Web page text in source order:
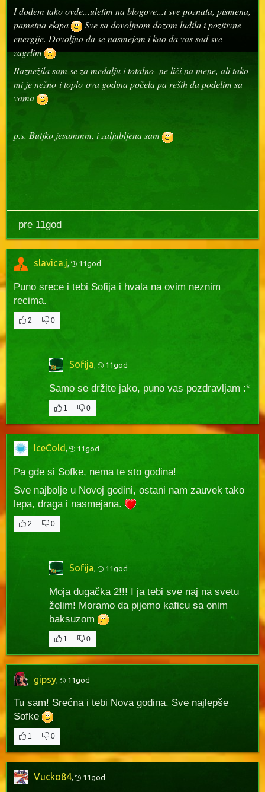
I dođem tako ovde...uletim na blogove...i sve poznata, pismena,
pametna ekipa
Sve sa dovoljnom dozom ludila i pozitivne
energije. Dovoljno da se nasmejem i kao da vas sad sve
zagrlim
Raznežila sam se za medalju i totalno ne liči na mene, ali tako
mi je nežno i toplo ova godina počela pa reših da podelim sa
vama
p.s. Butjko jesammm, i zaljubljena sam
pre 11god
slavica.j, 11god
Puno srece i tebi Sofija i hvala na ovim neznim
recima.
2 0
Sofija, 11god
Samo se držite jako, puno vas pozdravljam :*
1 0
IceCold , 11god
Pa gde si Sofke, nema te sto godina!
Sve najbolje u Novoj godini, ostani nam zauvek tako
lepa, draga i nasmejana.
2 0
Sofija, 11god
Moja dugačka 2!!! I ja tebi sve naj na svetu
želim! Moramo da pijemo kaficu sa onim
baksuzom
1 0
gipsy 11god
Tu sam! Srećna i tebi Nova godina. Sve najlepše
Sofke
1 0
Vucko84, 11god